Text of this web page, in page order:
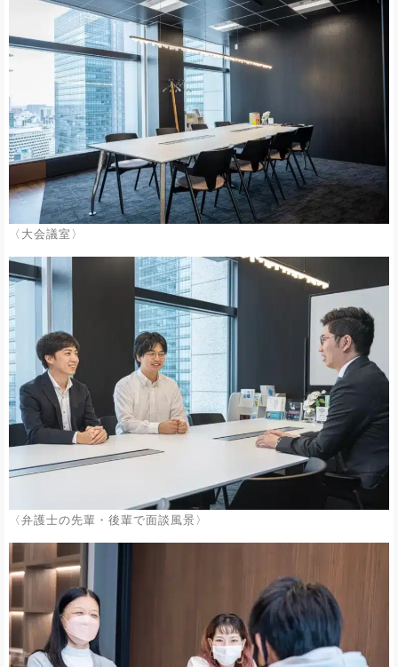
〈大会議室〉
〈弁護士の先輩・後輩で面談風景〉